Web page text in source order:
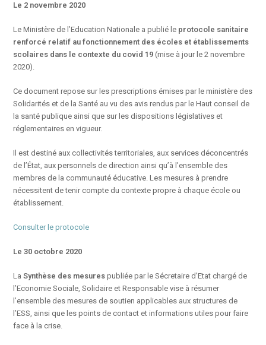
Le 2 novembre 2020
Le Ministère de l’Education Nationale a publié le protocole sanitaire
renforcé relatif au fonctionnement des écoles et établissements
scolaires dans le contexte du covid 19 (mise à jour le 2 novembre
2020).
Ce document repose sur les prescriptions émises par le ministère des
Solidarités et de la Santé au vu des avis rendus par le Haut conseil de
la santé publique ainsi que sur les dispositions législatives et
réglementaires en vigueur.
Il est destiné aux collectivités territoriales, aux services déconcentrés
de l’État, aux personnels de direction ainsi qu’à l’ensemble des
membres de la communauté éducative. Les mesures à prendre
nécessitent de tenir compte du contexte propre à chaque école ou
établissement.
Consulter le protocole
Le 30 octobre 2020
LaSynthèse des mesures publiée par le Sécretaire d’Etat chargé de
l’Economie Sociale, Solidaire et Responsable vise à résumer
l’ensemble des mesures de soutien applicables aux structures de
l’ESS, ainsi que les points de contact et informations utiles pour faire
face à la crise.